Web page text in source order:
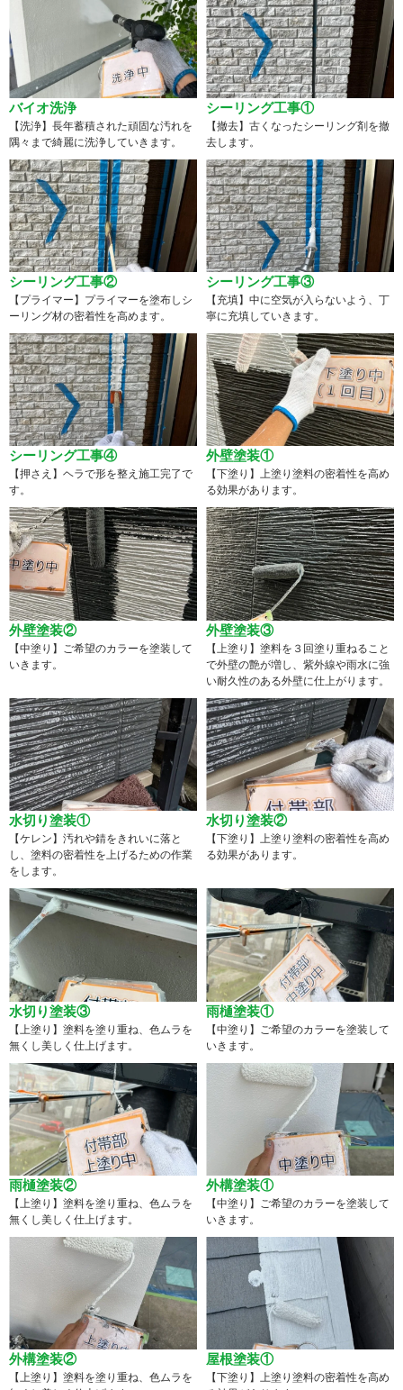
バイオ洗浄
【洗浄】長年蓄積された頑固な汚れを
隅々まで綺麗に洗浄していきます。
シーリング工事①
【撤去】古くなったシーリング剤を撤
去します。
シーリング工事②
【プライマー】プライマーを塗布しシ
ーリング材の密着性を高めます。
シーリング工事③
【充填】中に空気が入らないよう、丁
寧に充填していきます。
シーリング工事④
【押さえ】ヘラで形を整え施工完了で
す。
外壁塗装①
【下塗り】上塗り塗料の密着性を高め
る効果があります。
外壁塗装②
【中塗り】ご希望のカラーを塗装して
いきます。
外壁塗装③
【上塗り】塗料を３回塗り重ねること
で外壁の艶が増し、紫外線や雨水に強
い耐久性のある外壁に仕上がります。
水切り塗装①
【ケレン】汚れや錆をきれいに落と
し、塗料の密着性を上げるための作業
をします。
水切り塗装②
【下塗り】上塗り塗料の密着性を高め
る効果があります。
水切り塗装③
【上塗り】塗料を塗り重ね、色ムラを
無くし美しく仕上げます。
雨樋塗装①
【中塗り】ご希望のカラーを塗装して
いきます。
雨樋塗装②
【上塗り】塗料を塗り重ね、色ムラを
無くし美しく仕上げます。
外構塗装①
【中塗り】ご希望のカラーを塗装して
いきます。
外構塗装②
【上塗り】塗料を塗り重ね、色ムラを
屋根塗装①
【下塗り】上塗り塗料の密着性を高め